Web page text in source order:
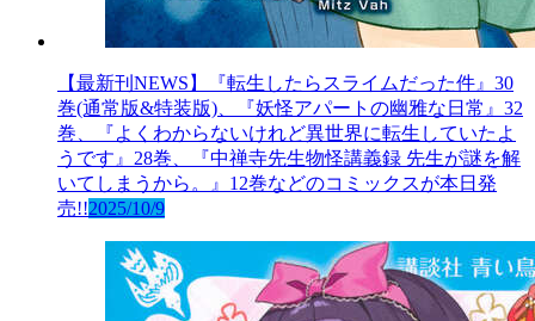
【最新刊NEWS】『転生したらスライムだった件』30
巻(通常版&特装版)、『妖怪アパートの幽雅な日常』32
巻、『よくわからないけれど異世界に転生していたよ
うです』28巻、『中禅寺先生物怪講義録 先生が謎を解
いてしまうから。』12巻などのコミックスが本日発
売!!2025/10/9